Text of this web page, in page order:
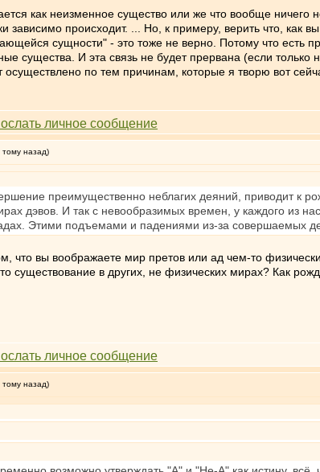
как неизменное существо или же что вообще
зависимо происходит. ... Но, к примеру, верить что, как
сущности" - это тоже не верно. Потому что есть
существа. И эта связь не будет прервана (если
по тем причинам, которые я творю вот
назад)
преимущественно неблагих деяний, приводит к
дэвов. И так с невообразимых времен, у каждого из
Этими подъемами и падениями из-за совершаемых
что вы воображаете мир претов или ад чем-то
существование в других, не физических мирах? Как
назад)